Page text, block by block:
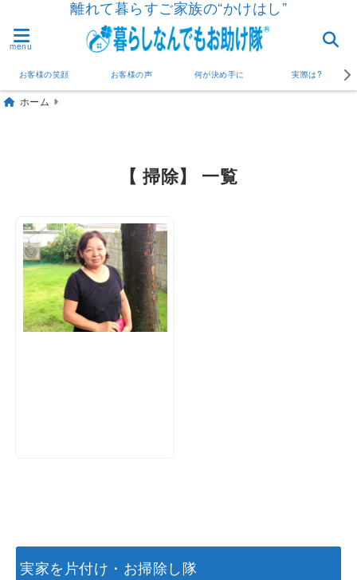
離れて暮らすご家族の“かけはし”
menu
お客様の笑顔 お客様の声 何が決め手に 実際は?
ホーム
【 掃除】 一覧
実家を片付け・お掃除し隊